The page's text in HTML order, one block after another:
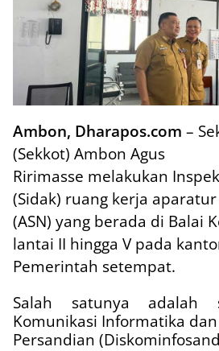
Ambon, Dharapos.com –
(Sekkot) Ambon Agus
Ririmasse melakukan
(Sidak) ruang kerja
(ASN) yang berada di Balai
lantai II hingga V pada
Pemerintah setempat.
Salah satunya
Komunikasi Informatika dan
Persandian